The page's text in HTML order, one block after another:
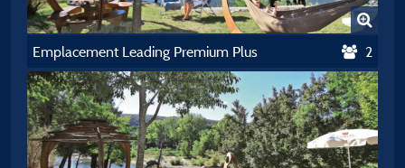
Emplacement Leading Premium Plus 2